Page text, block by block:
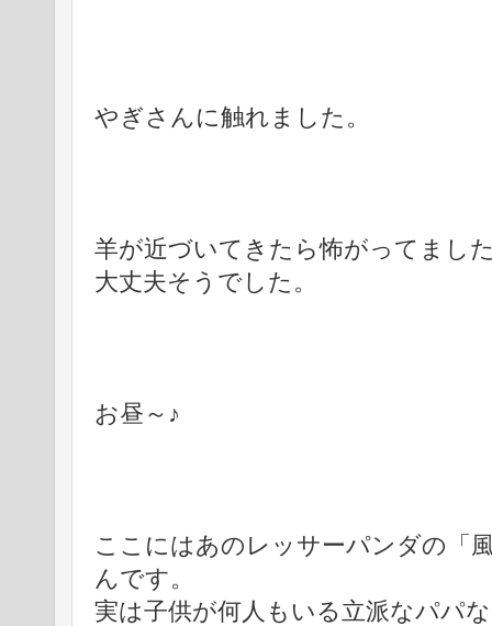
やぎさんに触れました。
羊が近づいてきたら怖がってまし
大丈夫そうでした。
お昼～♪
ここにはあのレッサーパンダの「
んです。
実は子供が何人もいる立派なパパ